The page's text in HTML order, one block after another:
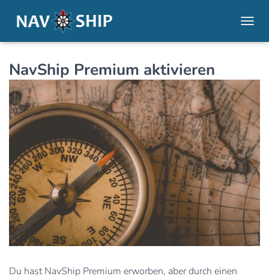
NavShip Premium aktivieren
Du hast NavShip Premium erworben, aber durch einen